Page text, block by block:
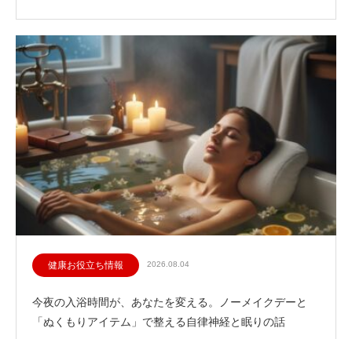
健康お役立ち情報 2026.08.04
今夜の入浴時間が、あなたを変える。ノーメイクデーと
「ぬくもりアイテム」で整える自律神経と眠りの話